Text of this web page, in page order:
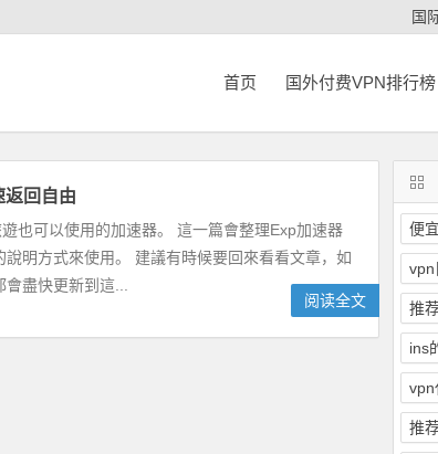
国
首页 国外付费VPN排行榜
回自由
也可以使用的加速器。 這一篇會整理Exp加速器
明方式來使用。 建議有時候要回來看看文章，如
盡快更新到這...
阅读全文
便
vpn
推
ins
vpn
推